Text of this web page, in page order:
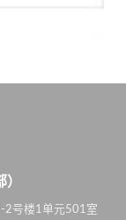
2号楼1单元501室